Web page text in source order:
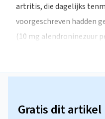
artritis, die dagelijks
voorgeschreven hadden
(10 mg alendroninezuur
Gratis dit artikel